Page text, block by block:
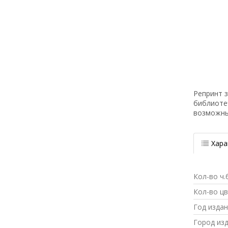
Репринт
Кол-во
Кол-во
Год
Город